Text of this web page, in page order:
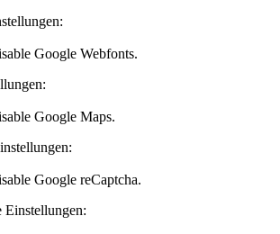
Google Webfonts.
Google Maps.
Google reCaptcha.
Einstellungen: